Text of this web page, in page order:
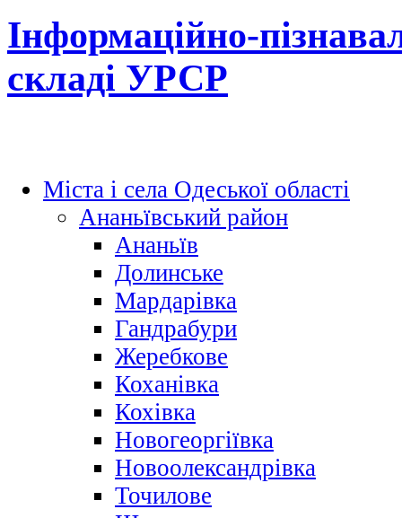
Інформаційно-
складі УРСР
Міста і села Одеської області
Ананьївський район
Ананьїв
Долинське
Мардарівка
Гандрабури
Жеребкове
Коханівка
Кохівка
Новогеоргіївка
Новоолександрівка
Точилове